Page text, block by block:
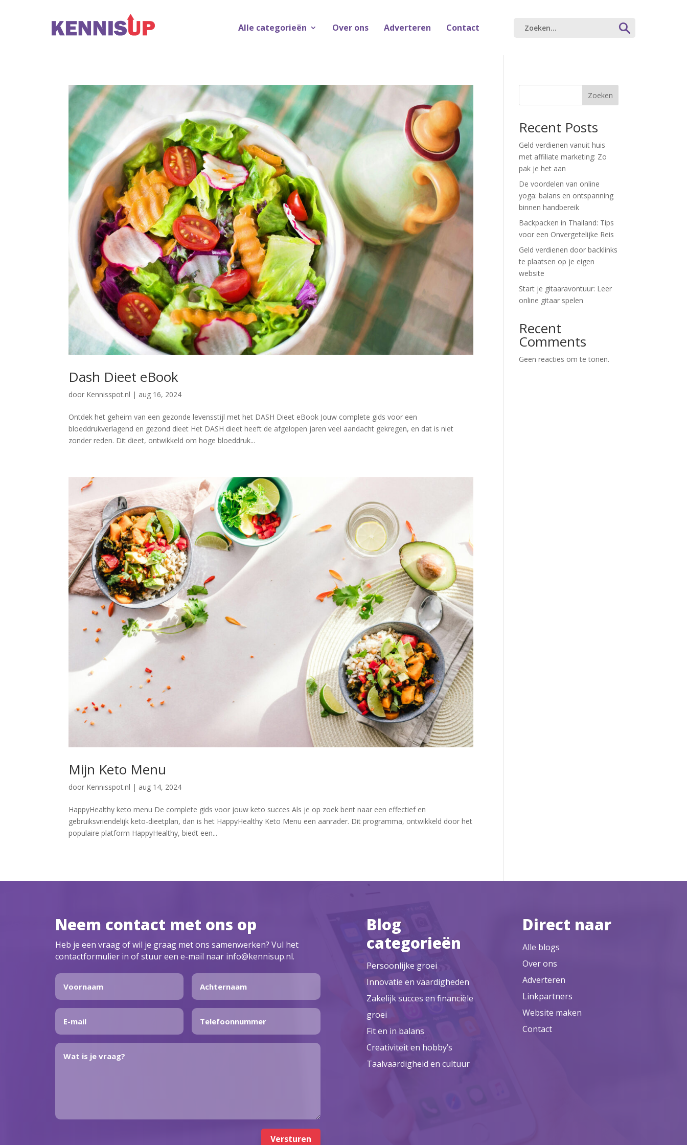
Alle categorieën Over ons Adverteren Contact
Dash Dieet eBook
door Kennisspot.nl | aug 16, 2024
Ontdek het geheim van een gezonde levensstijl met het DASH Dieet eBook Jouw complete gids voor een
bloeddrukverlagend en gezond dieet Het DASH dieet heeft de afgelopen jaren veel aandacht gekregen, en dat is niet
zonder reden. Dit dieet, ontwikkeld om hoge bloeddruk...
Mijn Keto Menu
door Kennisspot.nl | aug 14, 2024
HappyHealthy keto menu De complete gids voor jouw keto succes Als je op zoek bent naar een effectief en
gebruiksvriendelijk keto-dieetplan, dan is het HappyHealthy Keto Menu een aanrader. Dit programma, ontwikkeld door het
populaire platform HappyHealthy, biedt een...
Zoeken
Recent Posts
Geld verdienen vanuit huis
met affiliate marketing: Zo
pak je het aan
De voordelen van online
yoga: balans en ontspanning
binnen handbereik
Backpacken in Thailand: Tips
voor een Onvergetelijke Reis
Geld verdienen door backlinks
te plaatsen op je eigen
website
Start je gitaaravontuur: Leer
online gitaar spelen
Recent
Comments
Geen reacties om te tonen.
Neem contact met ons op
Heb je een vraag of wil je graag met ons samenwerken? Vul het
contactformulier in of stuur een e-mail naar info@kennisup.nl.
Versturen
Blog
categorieën
Persoonlijke groei
Innovatie en vaardigheden
Zakelijk succes en financiële
groei
Fit en in balans
Creativiteit en hobby’s
Taalvaardigheid en cultuur
Direct naar
Alle blogs
Over ons
Adverteren
Linkpartners
Website maken
Contact